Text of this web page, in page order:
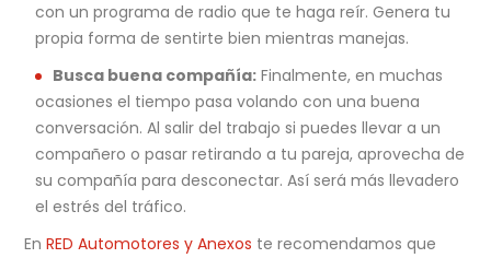
con un programa de radio que te haga reír. Genera tu
propia forma de sentirte bien mientras manejas.
Busca buena compañía: Finalmente, en muchas
ocasiones el tiempo pasa volando con una buena
conversación. Al salir del trabajo si puedes llevar a un
compañero o pasar retirando a tu pareja, aprovecha de
su compañía para desconectar. Así será más llevadero
el estrés del tráfico.
EnRED Automotores y Anexos te recomendamos que